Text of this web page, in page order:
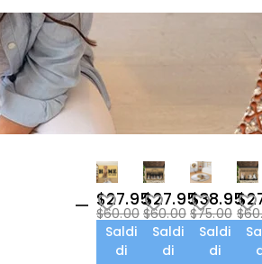
$27.95
$60.00
Saldi
di
$27.95
$60.00
Saldi
di
$38.95
$75.00
Saldi
di